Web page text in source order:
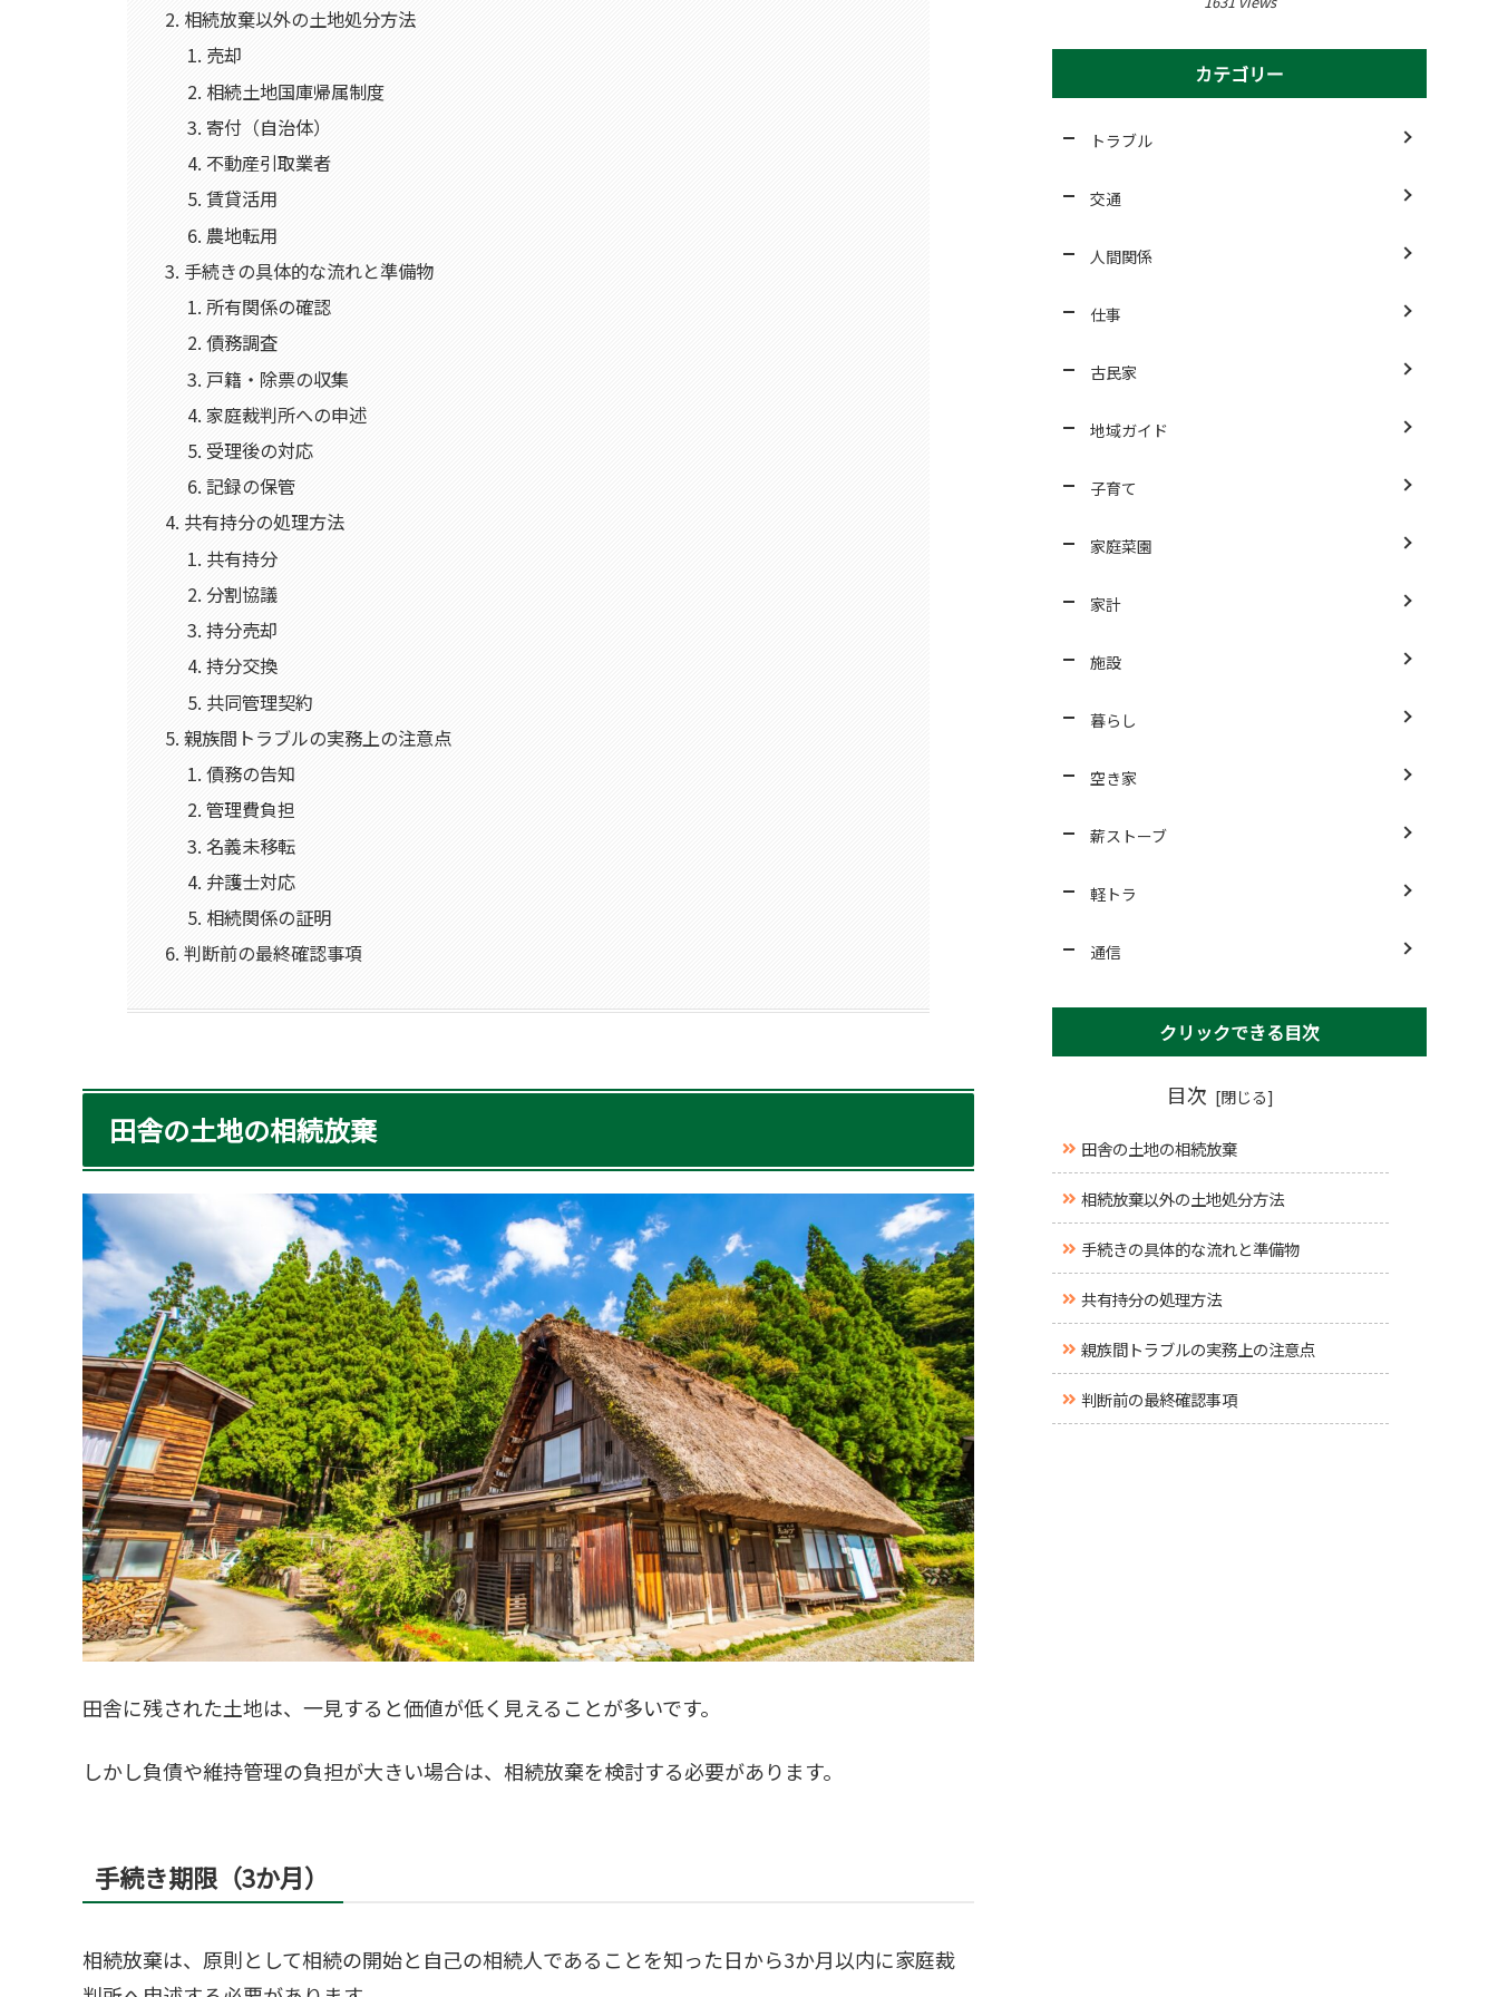
相続放棄以外の土地処分方法
売却
相続土地国庫帰属制度
寄付（自治体）
不動産引取業者
賃貸活用
農地転用
手続きの具体的な流れと準備物
所有関係の確認
債務調査
戸籍・除票の収集
家庭裁判所への申述
受理後の対応
記録の保管
共有持分の処理方法
共有持分
分割協議
持分売却
持分交換
共同管理契約
親族間トラブルの実務上の注意点
債務の告知
管理費負担
名義未移転
弁護士対応
相続関係の証明
判断前の最終確認事項
田舎の土地の相続放棄
田舎に残された土地は、一見すると価値が低く見えることが多いです。
しかし負債や維持管理の負担が大きい場合は、相続放棄を検討する必要があります。
手続き期限（3か月）
相続放棄は、原則として相続の開始と自己の相続人であることを知った日から3か月以内に家庭裁
カテゴリー
トラブル
交通
人間関係
仕事
古民家
地域ガイド
子育て
家庭菜園
家計
施設
暮らし
空き家
薪ストーブ
軽トラ
通信
クリックできる目次
目次
田舎の土地の相続放棄
相続放棄以外の土地処分方法
手続きの具体的な流れと準備物
共有持分の処理方法
親族間トラブルの実務上の注意点
判断前の最終確認事項